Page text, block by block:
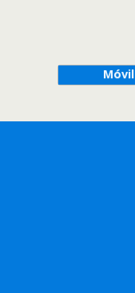
Móvil